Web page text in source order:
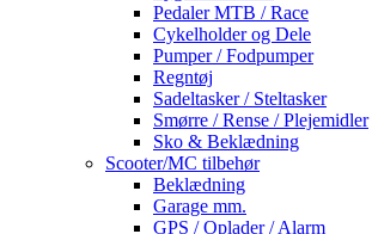
Pedaler MTB / Race
Cykelholder og Dele
Pumper / Fodpumper
Regntøj
Sadeltasker / Steltasker
Smørre / Rense / Plejemidler
Sko & Beklædning
Scooter/MC tilbehør
Beklædning
Garage mm.
GPS / Oplader / Alarm